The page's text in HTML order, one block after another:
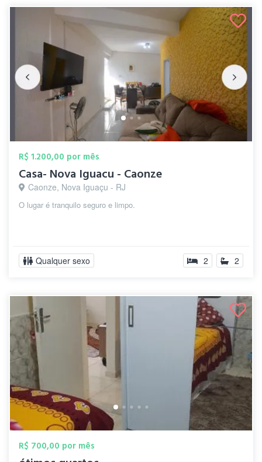
R$ 1.200,00 por mês
Casa- Nova Iguacu - Caonze
Caonze, Nova Iguaçu - RJ
O lugar é tranquilo seguro e limpo.
Qualquer sexo 2 2
R$ 700,00 por mês